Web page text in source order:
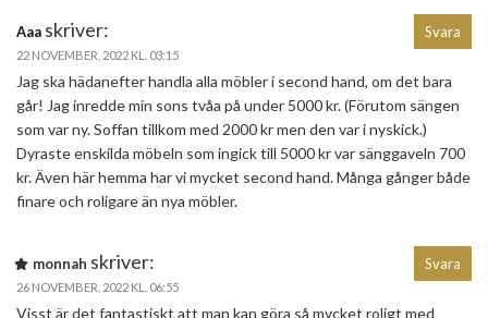
Aaa skriver:
22 NOVEMBER, 2022 KL. 03:15
Jag ska hädanefter handla alla möbler i second hand, om det bara
går! Jag inredde min sons tvåa på under 5000 kr. (Förutom sängen
som var ny. Soffan tillkom med 2000 kr men den var i nyskick.)
Dyraste enskilda möbeln som ingick till 5000 kr var sänggaveln 700
kr. Även här hemma har vi mycket second hand. Många gånger både
finare och roligare än nya möbler.
Svara
monnah skriver:
26 NOVEMBER, 2022 KL. 06:55
Visst är det fantastiskt att man kan göra så mycket roligt med
Svara